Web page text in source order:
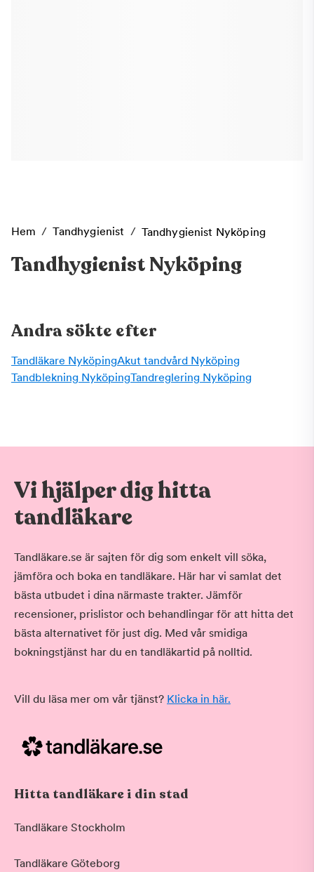
Hem / Tandhygienist / Tandhygienist Nyköping
Tandhygienist Nyköping
Andra sökte efter
Tandläkare NyköpingAkut tandvård Nyköping
Tandblekning NyköpingTandreglering Nyköping
Vi hjälper dig hitta
tandläkare
Tandläkare.se är sajten för dig som enkelt vill söka,
jämföra och boka en tandläkare. Här har vi samlat det
bästa utbudet i dina närmaste trakter. Jämför
recensioner, prislistor och behandlingar för att hitta det
bästa alternativet för just dig. Med vår smidiga
bokningstjänst har du en tandläkartid på nolltid.
Vill du läsa mer om vår tjänst? Klicka in här.
Hitta tandläkare i din stad
Tandläkare Stockholm
Tandläkare Göteborg